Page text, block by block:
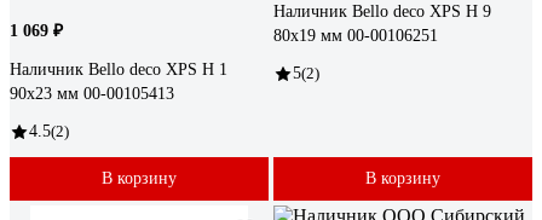
1 069 ₽
Наличник Bello deco XPS Н 1
90x23 мм 00-00105413
4.5(2)
В корзину
Наличник Bello deco XPS Н 9
80x19 мм 00-00106251
5(2)
В корзину